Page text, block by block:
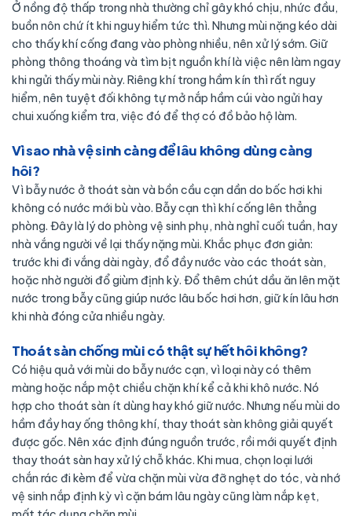
Ở nồng độ thấp trong nhà thường chỉ gây khó chịu, nhức đầu,
buồn nôn chứ ít khi nguy hiểm tức thì. Nhưng mùi nặng kéo dài
cho thấy khí cống đang vào phòng nhiều, nên xử lý sớm. Giữ
phòng thông thoáng và tìm bịt nguồn khí là việc nên làm ngay
khi ngửi thấy mùi này. Riêng khí trong hầm kín thì rất nguy
hiểm, nên tuyệt đối không tự mở nắp hầm cúi vào ngửi hay
chui xuống kiểm tra, việc đó để thợ có đồ bảo hộ làm.
Vì sao nhà vệ sinh càng để lâu không dùng càng
hôi?
Vì bẫy nước ở thoát sàn và bồn cầu cạn dần do bốc hơi khi
không có nước mới bù vào. Bẫy cạn thì khí cống lên thẳng
phòng. Đây là lý do phòng vệ sinh phụ, nhà nghỉ cuối tuần, hay
nhà vắng người về lại thấy nặng mùi. Khắc phục đơn giản:
trước khi đi vắng dài ngày, đổ đầy nước vào các thoát sàn,
hoặc nhờ người đổ giùm định kỳ. Đổ thêm chút dầu ăn lên mặt
nước trong bẫy cũng giúp nước lâu bốc hơi hơn, giữ kín lâu hơn
khi nhà đóng cửa nhiều ngày.
Thoát sàn chống mùi có thật sự hết hôi không?
Có hiệu quả với mùi do bẫy nước cạn, vì loại này có thêm
màng hoặc nắp một chiều chặn khí kể cả khi khô nước. Nó
hợp cho thoát sàn ít dùng hay khó giữ nước. Nhưng nếu mùi do
hầm đầy hay ống thông khí, thay thoát sàn không giải quyết
được gốc. Nên xác định đúng nguồn trước, rồi mới quyết định
thay thoát sàn hay xử lý chỗ khác. Khi mua, chọn loại lưới
chắn rác đi kèm để vừa chặn mùi vừa đỡ nghẹt do tóc, và nhớ
vệ sinh nắp định kỳ vì cặn bám lâu ngày cũng làm nắp kẹt,